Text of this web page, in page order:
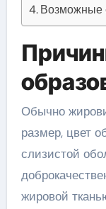
Возможные
Обычно
размер, цвет
слизистой
жировой